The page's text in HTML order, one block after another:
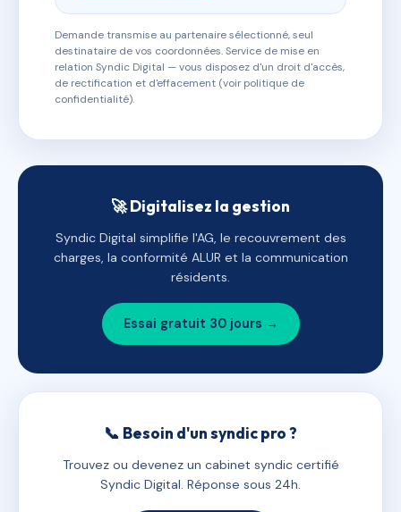
Demande transmise au partenaire sélectionné, seul
destinataire de vos coordonnées. Service de mise en
relation Syndic Digital — vous disposez d'un droit d'accès,
de rectification et d'effacement (voir politique de
confidentialité).
🚀 Digitalisez la gestion
Syndic Digital simplifie l'AG, le recouvrement des
charges, la conformité ALUR et la communication
résidents.
Essai gratuit 30 jours →
📞 Besoin d'un syndic pro ?
Trouvez ou devenez un cabinet syndic certifié
Syndic Digital. Réponse sous 24h.